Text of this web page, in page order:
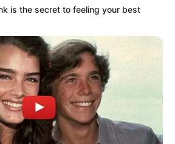
นักเขียน
กองบรรณาธิการ
มต
is the secret to feeling your best